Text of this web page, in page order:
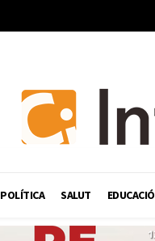
POLÍTICA SALUT EDUCACIÓ